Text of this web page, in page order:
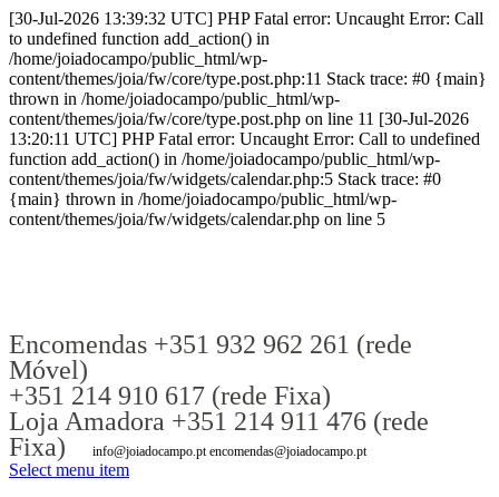
[30-Jul-2026 13:39:32 UTC] PHP Fatal error: Uncaught Error: Call
to undefined function add_action() in
/home/joiadocampo/public_html/wp-
content/themes/joia/fw/core/type.post.php:11 Stack trace: #0 {main}
thrown in /home/joiadocampo/public_html/wp-
content/themes/joia/fw/core/type.post.php on line 11 [30-Jul-2026
13:20:11 UTC] PHP Fatal error: Uncaught Error: Call to undefined
function add_action() in /home/joiadocampo/public_html/wp-
content/themes/joia/fw/widgets/calendar.php:5 Stack trace: #0
{main} thrown in /home/joiadocampo/public_html/wp-
content/themes/joia/fw/widgets/calendar.php on line 5
Encomendas +351 932 962 261 (rede
Móvel)
+351 214 910 617 (rede Fixa)
Loja Amadora +351 214 911 476 (rede
Fixa)
info@joiadocampo.pt encomendas@joiadocampo.pt
Select menu item